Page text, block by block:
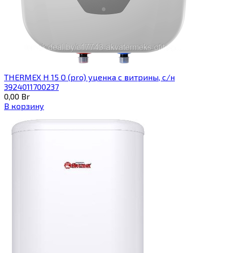
THERMEX H 15 O (pro) уценка с витрины, с/н
3924011700237
0,00 Br
В корзину